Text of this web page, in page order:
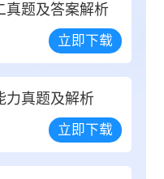
真题及答案解析
立即下载
力真题及解析
立即下载